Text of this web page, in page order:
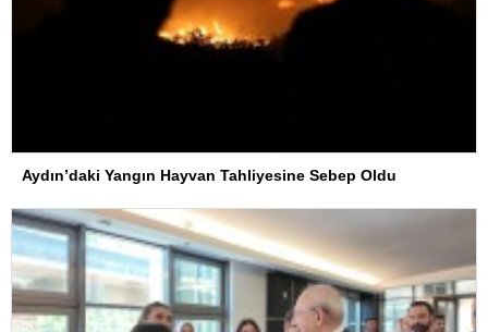
Aydın’daki Yangın Hayvan Tahliyesine Sebep Oldu